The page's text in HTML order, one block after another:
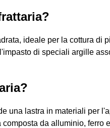
ideale per la cottura di
di speciali argille
una lastra in materiali per
da alluminio, ferro